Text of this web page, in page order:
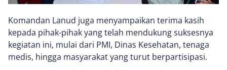
Komandan Lanud juga menyampaikan terima kasih
kepada pihak-pihak yang telah mendukung suksesnya
kegiatan ini, mulai dari PMI, Dinas Kesehatan, tenaga
medis, hingga masyarakat yang turut berpartisipasi.